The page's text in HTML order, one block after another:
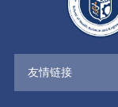
友情链接